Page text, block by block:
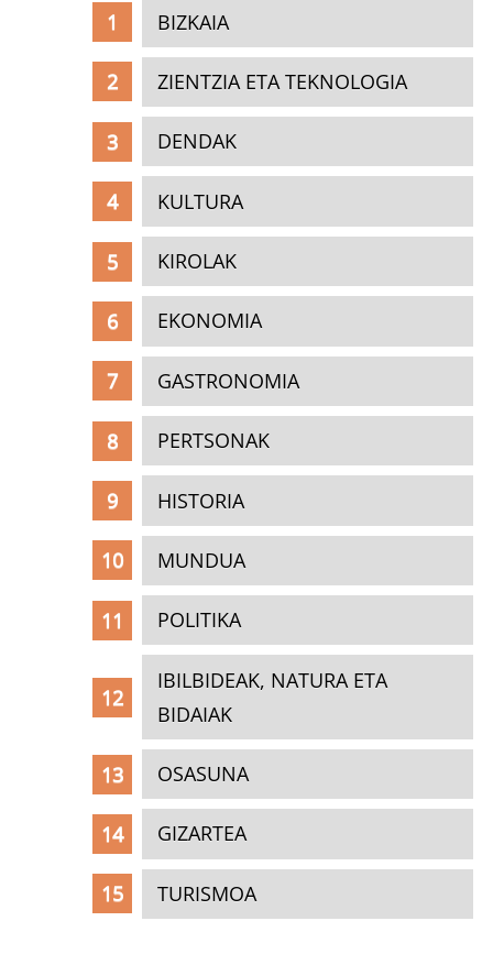
BIZKAIA
ZIENTZIA ETA TEKNOLOGIA
DENDAK
KULTURA
KIROLAK
EKONOMIA
GASTRONOMIA
PERTSONAK
HISTORIA
MUNDUA
POLITIKA
IBILBIDEAK, NATURA ETA
BIDAIAK
OSASUNA
GIZARTEA
TURISMOA